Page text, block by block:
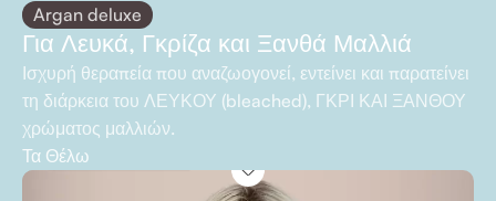
Argan deluxe
Για Λευκά, Γκρίζα και Ξανθά Μαλλιά
Ισχυρή θεραπεία που αναζωογονεί, εντείνει και παρατείνει
τη διάρκεια του ΛΕΥΚΟΥ (bleached), ΓΚΡΙ ΚΑΙ ΞΑΝΘΟΥ
χρώματος μαλλιών.
Τα Θέλω